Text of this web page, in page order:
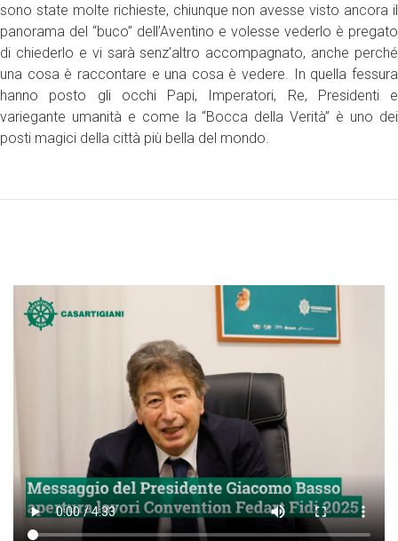
sono state molte richieste, chiunque non avesse visto ancora il
panorama del “buco” dell’Aventino e volesse vederlo è pregato
di chiederlo e vi sarà senz’altro accompagnato, anche perché
una cosa è raccontare e una cosa è vedere. In quella fessura
hanno posto gli occhi Papi, Imperatori, Re, Presidenti e
variegante umanità e come la “Bocca della Verità” è uno dei
posti magici della città più bella del mondo.